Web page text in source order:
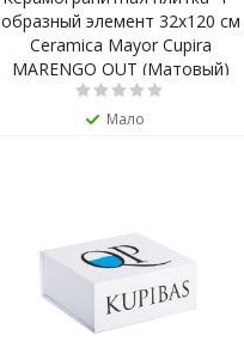
образный элемент 32х120 см
Ceramica Mayor Cupira
MARENGO OUT (Матовый)
Мало